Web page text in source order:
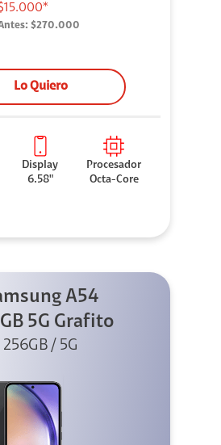
$270.000
Lo Quiero
Display
6.58"
Procesador
Octa-Core
A54
5G Grafito
256GB / 5G